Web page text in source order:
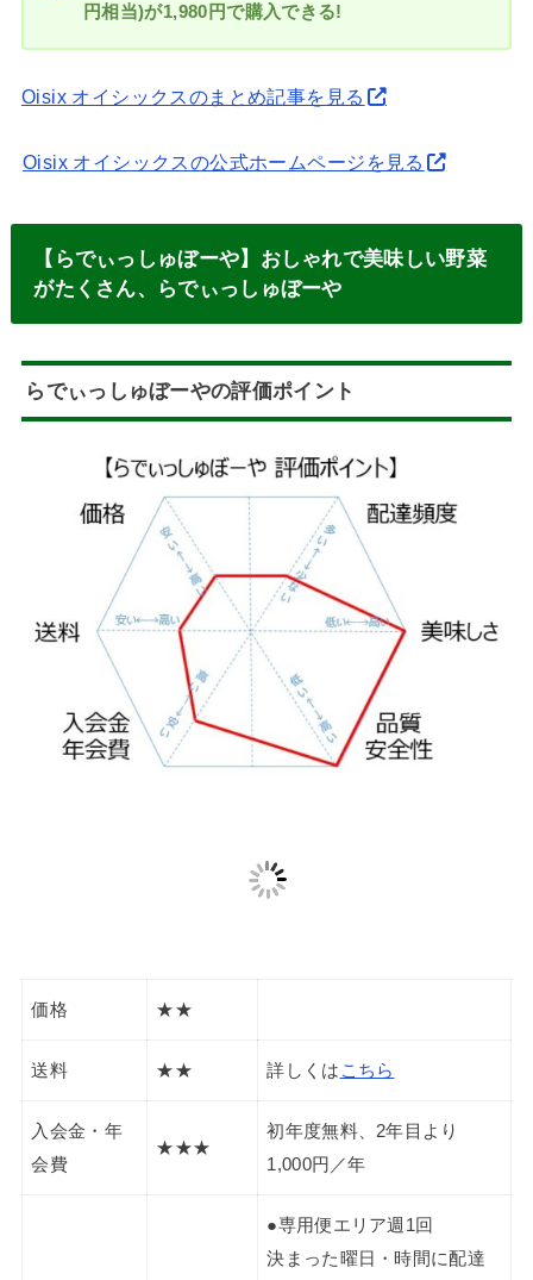
円相当)が1,980円で購入できる!
Oisix オイシックスのまとめ記事を見る
Oisix オイシックスの公式ホームページを見る
【らでぃっしゅぼーや】おしゃれで美味しい野菜
がたくさん、らでぃっしゅぼーや
らでぃっしゅぼーやの評価ポイント
送料 ★★
入会金・年
★★★
初年度無料、2年目より
●専用便エリア週1回
●それ以外のエリア